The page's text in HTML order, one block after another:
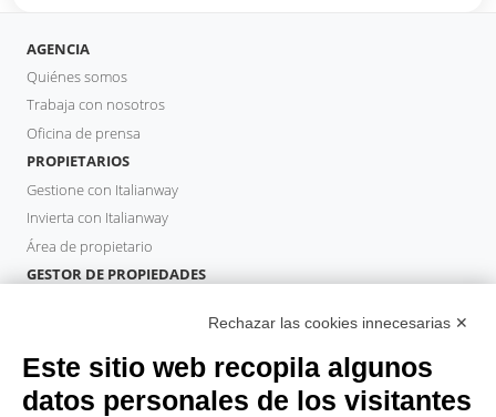
AGENCIA
Quiénes somos
Trabaja con nosotros
Oficina de prensa
PROPIETARIOS
Gestione con Italianway
Invierta con Italianway
Área de propietario
GESTOR DE PROPIEDADES
HUÉSPEDES
Reserve una estancia
Rechazar las cookies innecesarias ✕
Este sitio web recopila algunos
datos personales de los visitantes